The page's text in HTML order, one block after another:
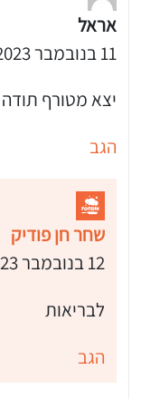
אראל
11 בנובמבר 2023 בשעה 15:49
יצא מטורף
הגב
שחר חן פודיק
12 בנובמבר 2023 בשעה 20:3
לבריאות
הגב